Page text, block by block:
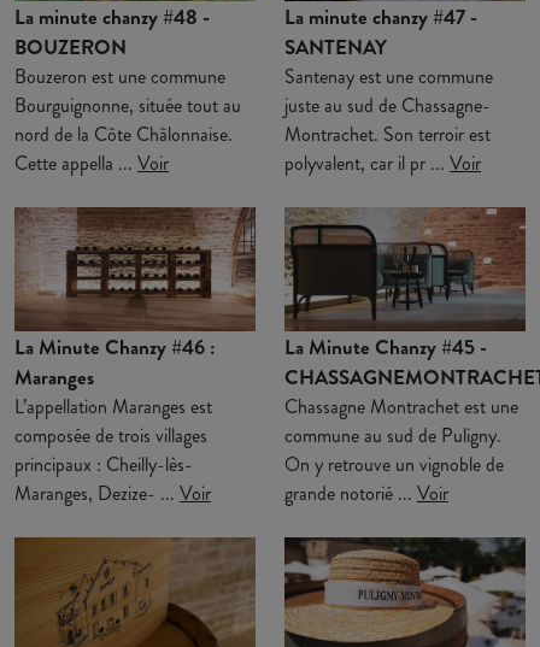
La minute chanzy #48 -
BOUZERON
Bouzeron est une commune
Bourguignonne, située tout au
nord de la Côte Châlonnaise.
Cette appella ... Voir
La minute chanzy #47 -
SANTENAY
Santenay est une commune
juste au sud de Chassagne-
Montrachet. Son terroir est
polyvalent, car il pr ... Voir
La Minute Chanzy #46 :
Maranges
L’appellation Maranges est
composée de trois villages
principaux : Cheilly-lès-
Maranges, Dezize- ... Voir
La Minute Chanzy #45 -
Chassagne Montrachet est une
commune au sud de Puligny.
On y retrouve un vignoble de
grande notorié ... Voir